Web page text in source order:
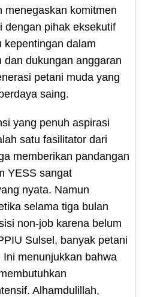
menegaskan komitmen
dengan pihak eksekutif
kepentingan dalam
dan dukungan anggaran
petani muda yang
saing.
yang penuh aspirasi
satu fasilitator dari
memberikan pandangan
YESS sangat
nyata. Namun
selama tiga bulan
non-job karena belum
Sulsel, banyak petani
menunjukkan bahwa
Alhamdulillah,